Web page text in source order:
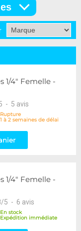
1/4" Femelle -
- 5 avis
Rupture
1 à 2 semaines de délai
1/4" Femelle -
/5 - 6 avis
En stock
Expédition immédiate